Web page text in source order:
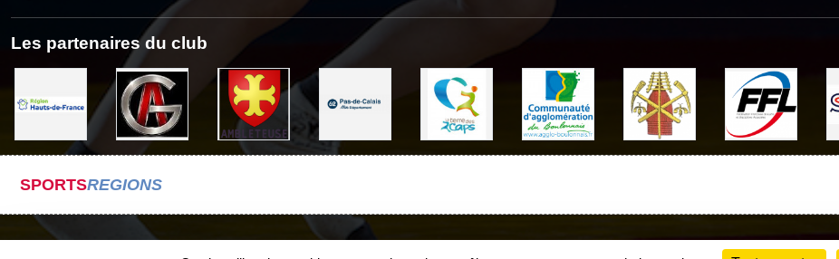
Les partenaires du club
SPORTSREGIONS
Gestion des cookies